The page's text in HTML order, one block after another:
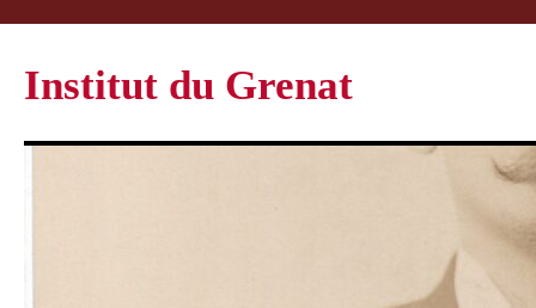
Institut du Grenat